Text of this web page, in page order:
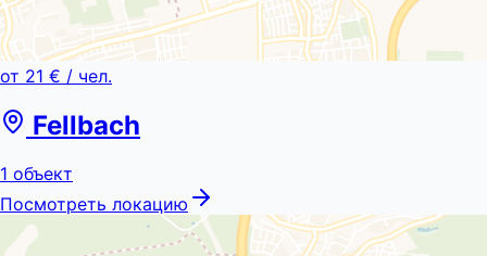
от 21 € / чел.
Fellbach
1 объект
Посмотреть локацию